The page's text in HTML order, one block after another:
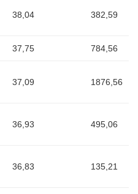
38,04 382,59
37,75 784,56
37,09 1876,56
36,93 495,06
36,83 135,21